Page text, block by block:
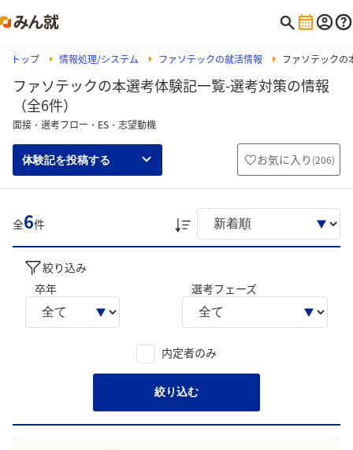
トップ 情報処理/システム ファソテックの就活情報 ファソテックの
ファソテックの本選考体験記一覧-選考対策の情報
（全6件）
面接・選考フロー・ES・志望動機
体験記を投稿する お気に入り (206)
全6件
絞り込み
卒年
選考フェーズ
内定者のみ
絞り込む